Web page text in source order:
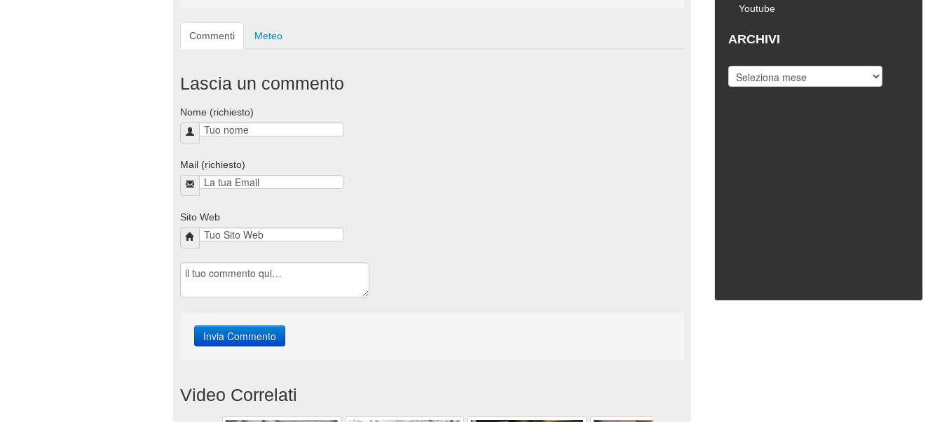
Commenti Meteo
Lascia un commento
Nome (richiesto)
Mail (richiesto)
Sito Web
Video Correlati
Youtube
ARCHIVI